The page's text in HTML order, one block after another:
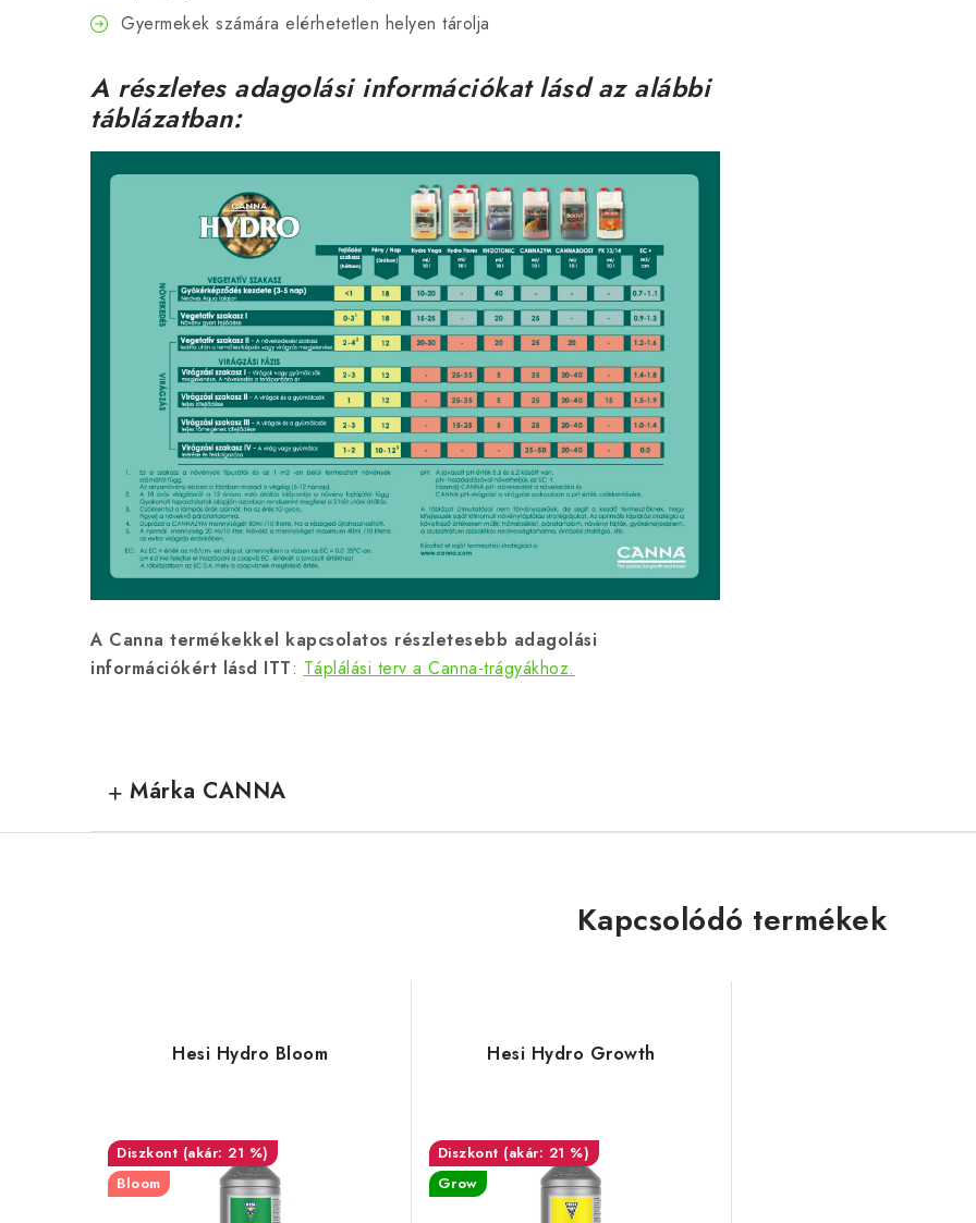
Gyermekek számára elérhetetlen helyen tárolja
A részletes adagolási információkat lásd az alábbi
táblázatban:
A Canna termékekkel kapcsolatos részletesebb adagolási
információkért lásd ITT: Táplálási terv a Canna-trágyákhoz.
Márka CANNA
Kapcsolódó termékek
Hesi Hydro Bloom
(akár: 21 %)
Bloom
Hesi Hydro Growth
(akár: 21 %)
Grow